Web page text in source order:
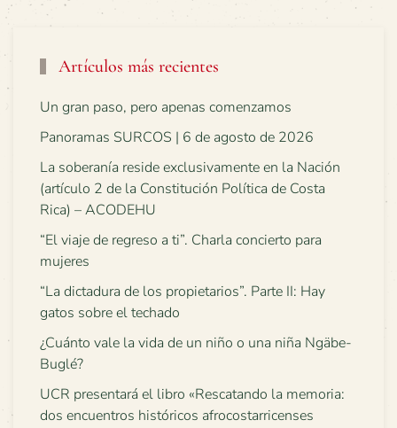
Artículos más recientes
Un gran paso, pero apenas comenzamos
Panoramas SURCOS | 6 de agosto de 2026
La soberanía reside exclusivamente en la Nación
(artículo 2 de la Constitución Política de Costa
Rica) – ACODEHU
“El viaje de regreso a ti”. Charla concierto para
mujeres
“La dictadura de los propietarios”. Parte II: Hay
gatos sobre el techado
¿Cuánto vale la vida de un niño o una niña Ngäbe-
Buglé?
UCR presentará el libro «Rescatando la memoria:
dos encuentros históricos afrocostarricenses